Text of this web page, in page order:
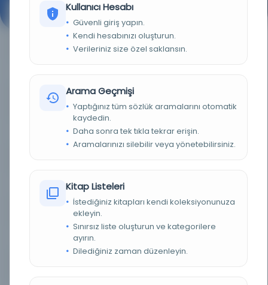
BASIM YERI
Türkiye - Türkiye: Aḥmad Nāʼilī wa-Shurakāsī,
1325 [1907 veya 1908]
Kitap
Evet
Kullanıcı Hesabı
Güvenli giriş yapın.
Kendi hesabınızı oluşturun.
Verileriniz size özel saklansın.
Arama Geçmişi
Yaptığınız tüm sözlük aramalarını otomatik
kaydedin.
Daha sonra tek tıkla tekrar erişin.
Aramalarınızı silebilir veya yönetebilirsiniz.
Kitap Listeleri
İstediğiniz kitapları kendi koleksiyonunuza
ekleyin.
Sınırsız liste oluşturun ve kategorilere
ayırın.
Dilediğiniz zaman düzenleyin.